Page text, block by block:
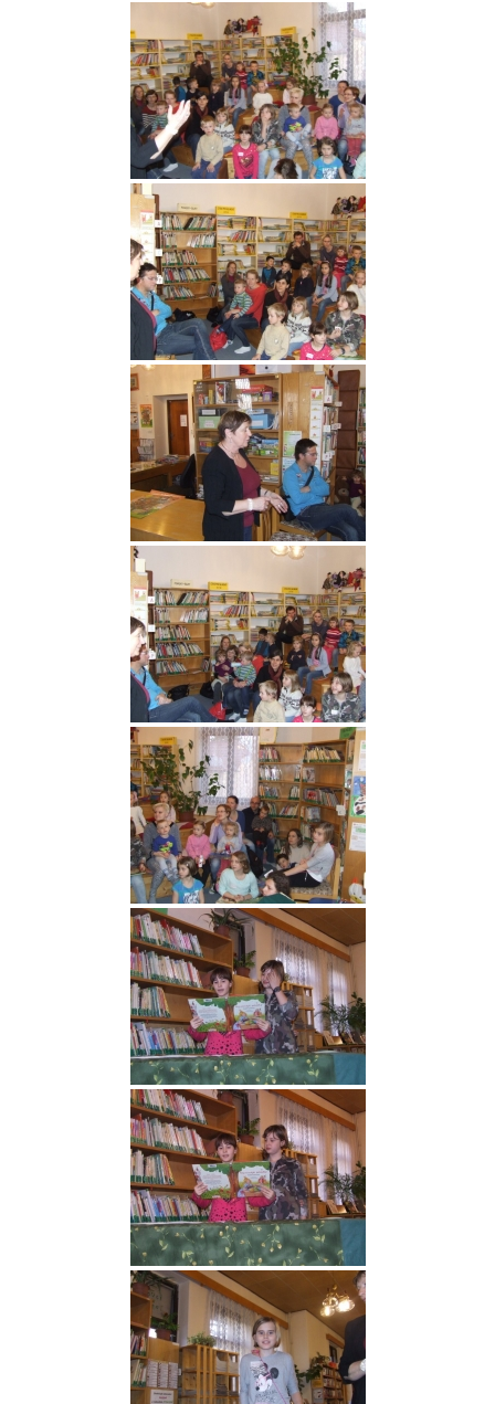
Pobočka Malý Rohozec
Pobočka Turnov II
Pobočka Mašov
Půjčovní doba
Základní služby
Půjčování e-knih a čteček e-knih
Portál KNIHA Z KNIHOVNY
Kultura a vzdělávání
Služby handicapovaným
Pronájem prostor
Knihovní řád a ceník
Fotogalerie
Dokumenty
Knihobudky
Pohádkovníky
Spolupráce
Podporují nás
Doporučujeme
Online katalog
Vzdělávací centrum
Informační centrum pro mládež
Nová budova